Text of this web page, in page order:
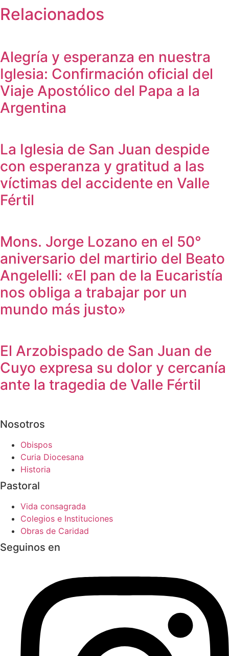
Relacionados
Alegría y esperanza en nuestra
Iglesia: Confirmación oficial del
Viaje Apostólico del Papa a la
Argentina
La Iglesia de San Juan despide
con esperanza y gratitud a las
víctimas del accidente en Valle
Fértil
Mons. Jorge Lozano en el 50°
aniversario del martirio del Beato
Angelelli: «El pan de la Eucaristía
nos obliga a trabajar por un
mundo más justo»
El Arzobispado de San Juan de
Cuyo expresa su dolor y cercanía
ante la tragedia de Valle Fértil
Nosotros
Obispos
Curia Diocesana
Historia
Pastoral
Vida consagrada
Colegios e Instituciones
Obras de Caridad
Seguinos en